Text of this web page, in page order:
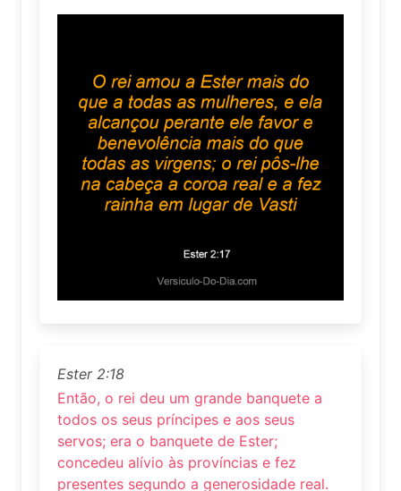
Ester 2:18
Então, o rei deu um grande banquete a
todos os seus príncipes e aos seus
servos; era o banquete de Ester;
concedeu alívio às províncias e fez
presentes segundo a generosidade real.